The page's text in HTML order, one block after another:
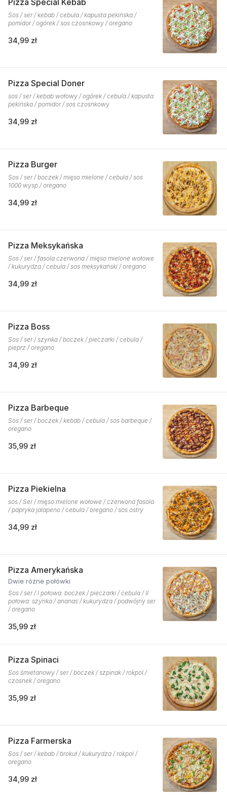
Pizza Special Kebab
Sos / ser / kebab / cebula / kapusta pekińska /
pomidor / ogórek / sos czosnkowy / oregano
34,99 zł
Pizza Special Doner
sos / ser / kebab wołowy / ogórek / cebula / kapusta
pekińska / pomidor / sos czosnkowy
34,99 zł
Pizza Burger
Sos / ser / boczek / mięso mielone / cebula / sos
1000 wysp / oregano
34,99 zł
Pizza Meksykańska
Sos / ser / fasola czerwona / mięso mielone wołowe
/ kukurydza / cebula / sos meksykański / oregano
34,99 zł
Pizza Boss
Sos / ser / szynka / boczek / pieczarki / cebula /
pieprz / oregano
34,99 zł
Pizza Barbeque
Sos / ser / boczek / kebab / cebula / sos barbeque /
oregano
35,99 zł
Pizza Piekielna
sos / Ser / mięso mielone wołowe / czerwona fasola
/ papryka jalapeno / cebula / oregano / sos ostry
34,99 zł
Pizza Amerykańska
Dwie różne połówki
Sos / ser / I połowa: boczek / pieczarki / cebula / II
połowa: szynka / ananas / kukurydza / podwójny ser
/ oregano
35,99 zł
Pizza Spinaci
Sos śmietanowy / ser / boczek / szpinak / rokpol /
czosnek / oregano
35,99 zł
Pizza Farmerska
Sos / ser / kebab / brokuł / kukurydza / rokpol /
oregano
34,99 zł